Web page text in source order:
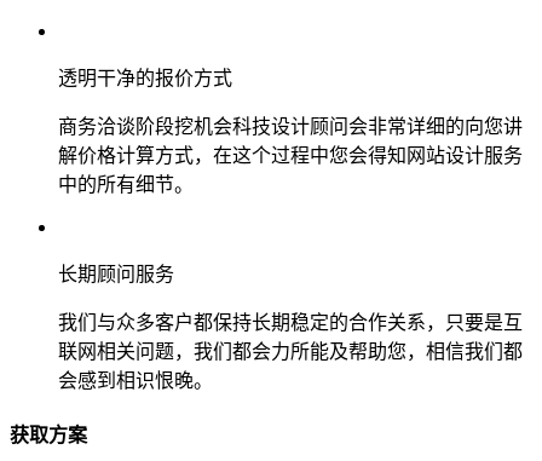
透明干净的报价方式
商务洽谈阶段挖机会科技设计顾问会非常详细的向您讲
解价格计算方式，在这个过程中您会得知网站设计服务
中的所有细节。
长期顾问服务
我们与众多客户都保持长期稳定的合作关系，只要是互
联网相关问题，我们都会力所能及帮助您，相信我们都
会感到相识恨晚。
获取方案